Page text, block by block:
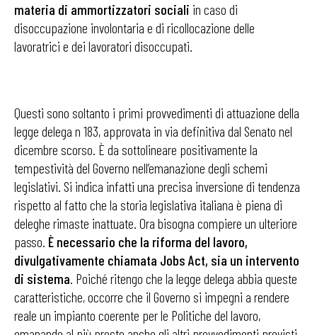
materia di ammortizzatori sociali in caso di
disoccupazione involontaria e di ricollocazione delle
lavoratrici e dei lavoratori disoccupati.
Questi sono soltanto i primi provvedimenti di attuazione della
legge delega n 183, approvata in via definitiva dal Senato nel
dicembre scorso. È da sottolineare positivamente la
tempestività del Governo nell’emanazione degli schemi
legislativi. Si indica infatti una precisa inversione di tendenza
rispetto al fatto che la storia legislativa italiana è piena di
deleghe rimaste inattuate. Ora bisogna compiere un ulteriore
passo. È necessario che la riforma del lavoro,
divulgativamente chiamata Jobs Act, sia un intervento
di sistema. Poiché ritengo che la legge delega abbia queste
caratteristiche, occorre che il Governo si impegni a rendere
reale un impianto coerente per le Politiche del lavoro,